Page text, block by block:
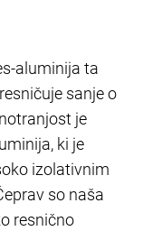
aluminija ta
sanje o
je
ki je
izolativnim
so naša
resnično